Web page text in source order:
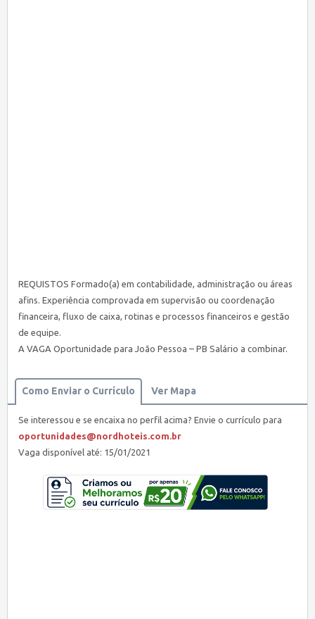
REQUISTOS Formado(a) em contabilidade, administração ou áreas
afins. Experiência comprovada em supervisão ou coordenação
financeira, fluxo de caixa, rotinas e processos financeiros e gestão
de equipe.
A VAGA Oportunidade para João Pessoa – PB Salário a combinar.
Como Enviar o Currículo Ver Mapa
Se interessou e se encaixa no perfil acima? Envie o currículo para
oportunidades@nordhoteis.com.br
Vaga disponível até: 15/01/2021